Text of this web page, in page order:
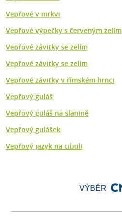
Vepřové v mrkvi
Vepřové výpečky s červeným zelím
Vepřové závitky se zelím
Vepřové závitky se zelím
Vepřové závitky v římském hrnci
Vepřový guláš
Vepřový guláš na slanině
Vepřový gulášek
Vepřový jazyk na cibuli
VÝBĚR